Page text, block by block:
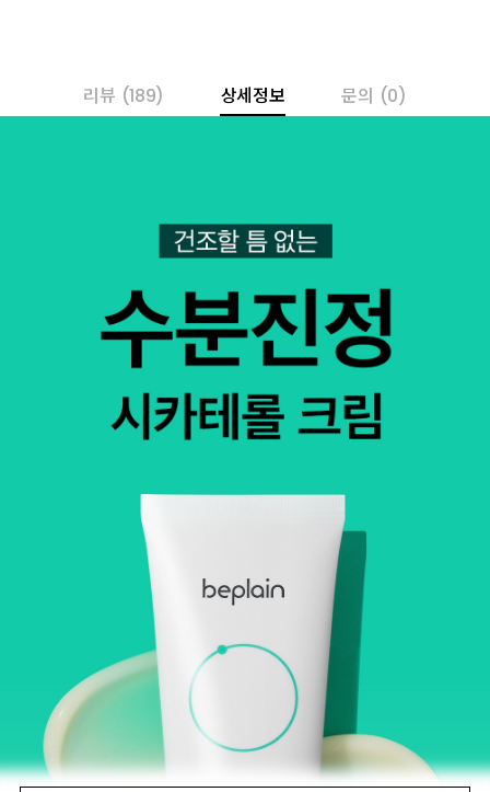
리뷰 (189) 상세정보 문의 (0)